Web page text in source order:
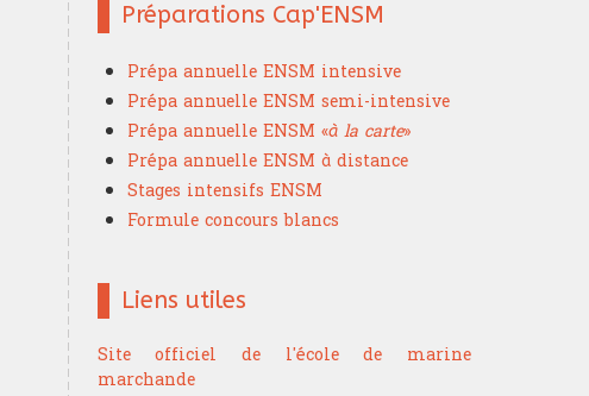
Préparations Cap'ENSM
Prépa annuelle ENSM intensive
Prépa annuelle ENSM semi-intensive
Prépa annuelle ENSM «à la carte»
Prépa annuelle ENSM à distance
Stages intensifs ENSM
Formule concours blancs
Liens utiles
Site officiel de l'école de marine
marchande